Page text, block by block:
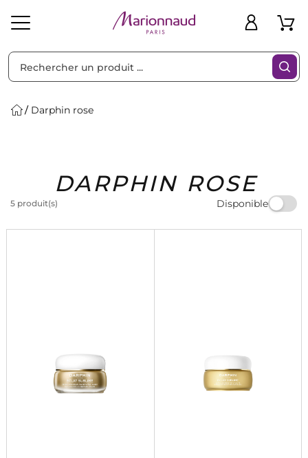
Solaire Homme Marques Idées
Cadeaux
Bons
Plans
Darphin rose
DARPHIN ROSE
5 produit(s) Disponible
Filtres